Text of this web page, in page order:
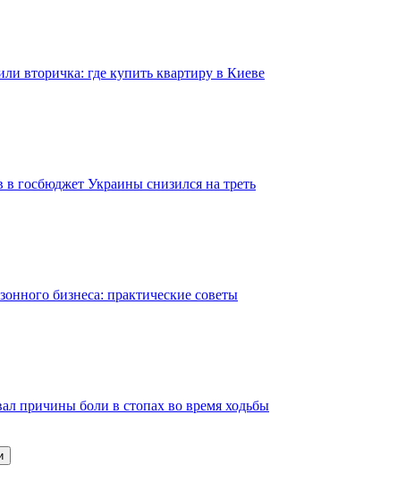
вторичка: где купить квартиру в Киеве
в госбюджет Украины снизился на треть
бизнеса: практические советы
причины боли в стопах во время ходьбы